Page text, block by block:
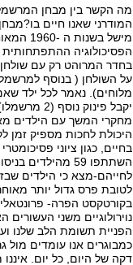
מה הקשר בין מבחן
המודרני שאנו חיים בו?
מישל
הפסיכולוגיה
בחדר המרוהט רק עם שולחן
על השולחן ( בנוסף
יקבל פינוק נוסף (2 מרשמלו).
מחקרי המשך עם הילדים
היכולת לחכות מספיק זמן
לחייהם-מצא כי הילדים
לטובת פרס גדול יותר
בקורטקסט הפרה-
נוירולוגיים משני העשורים
הפניית תשומת הלב שלנו
כמבוגרים אנו עומדים
דקה של היום, כל יום.